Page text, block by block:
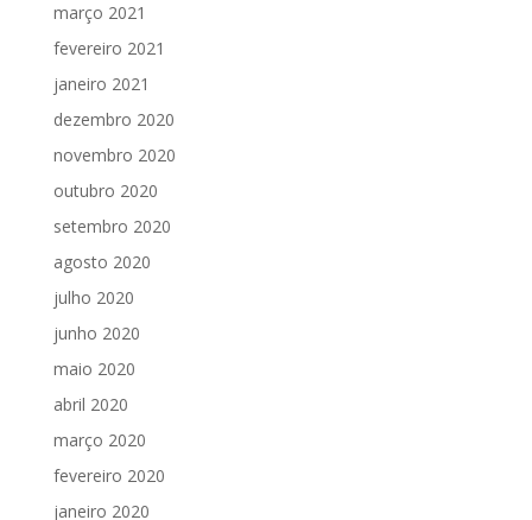
março 2021
fevereiro 2021
janeiro 2021
dezembro 2020
novembro 2020
outubro 2020
setembro 2020
agosto 2020
julho 2020
junho 2020
maio 2020
abril 2020
março 2020
fevereiro 2020
janeiro 2020